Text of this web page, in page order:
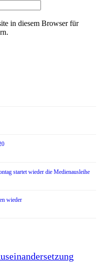
in diesem Browser für
startet wieder die Medienausleihe
wieder